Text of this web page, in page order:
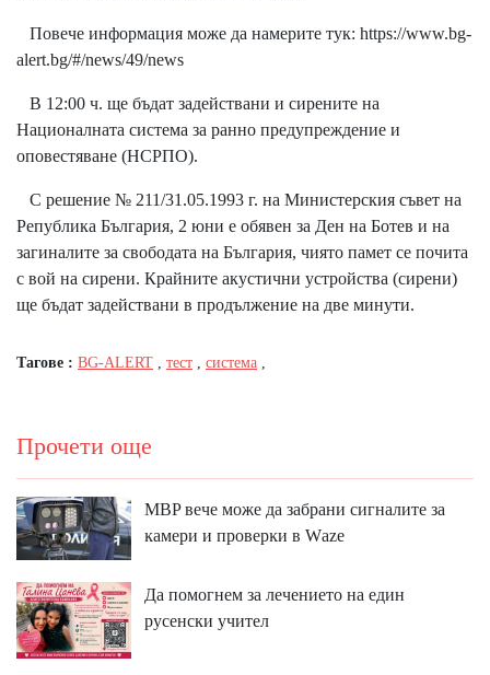
Повече информация може да намерите тук: https://www.bg-
alert.bg/#/news/49/news
В 12:00 ч. ще бъдат задействани и сирените на
Националната система за ранно предупреждение и
оповестяване (НСРПО).
С решение № 211/31.05.1993 г. на Министерския съвет на
Република България, 2 юни е обявен за Ден на Ботев и на
загиналите за свободата на България, чиято памет се почита
с вой на сирени. Крайните акустични устройства (сирени)
ще бъдат задействани в продължение на две минути.
Тагове : BG-ALERT тест система
Прочети още
MBP вeчe мoжe дa зaбpaни cигнaлитe зa
ĸaмepи и пpoвepĸи в Wаzе
Да помогнем за лечението на един
русенски учител